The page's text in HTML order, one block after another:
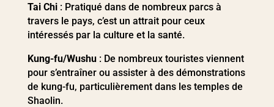
Tai Chi: Pratiqué dans de nombreux parcs à
travers le pays, c’est un attrait pour ceux
intéressés par la culture et la santé.
Kung-fu/Wushu: De nombreux touristes viennent
pour s’entraîner ou assister à des démonstrations
de kung-fu, particulièrement dans les temples de
Shaolin.